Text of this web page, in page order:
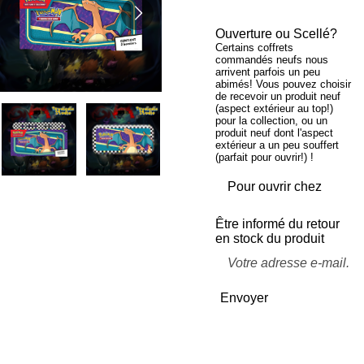
Ouverture ou Scellé?
Certains coffrets
commandés neufs nous
arrivent parfois un peu
abimés! Vous pouvez choisir
de recevoir un produit neuf
(aspect extérieur au top!)
pour la collection, ou un
produit neuf dont l'aspect
extérieur a un peu souffert
(parfait pour ouvrir!) !
Être informé du retour
en stock du produit
Envoyer